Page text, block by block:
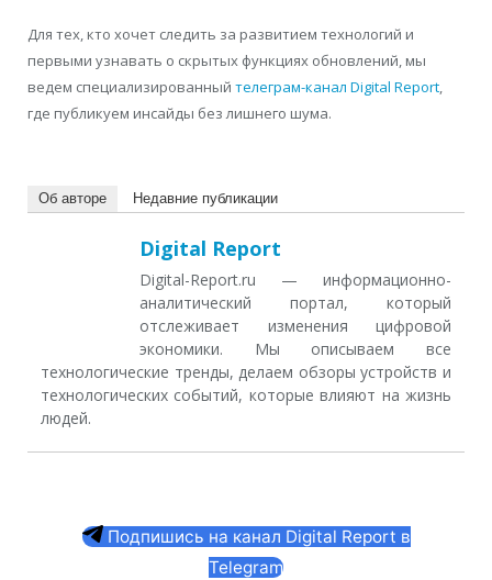
Для тех, кто хочет следить за развитием технологий и
первыми узнавать о скрытых функциях обновлений, мы
ведем специализированный телеграм-канал Digital Report,
где публикуем инсайды без лишнего шума.
Об авторе Недавние публикации
Digital Report
Digital-Report.ru — информационно-
аналитический портал, который
отслеживает изменения цифровой
экономики. Мы описываем все
технологические тренды, делаем обзоры устройств и
технологических событий, которые влияют на жизнь
людей.
Подпишись на канал Digital Report в
Telegram